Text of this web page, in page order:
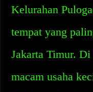
Kelurahan
tempat yang
Jakarta Timur.
macam usaha